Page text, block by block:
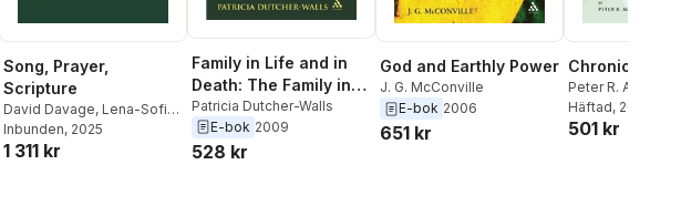
Song, Prayer,
Scripture
David Davage, Lena-Sofia
Tiemeyer
Inbunden, 2025
1 311 kr
Family in Life and in
Death: The Family in
Ancient Israel
Patricia Dutcher-Walls
E-bok 2009
528 kr
God and Earthly Power
J. G. McConville
E-bok 2006
651 kr
Chronicler in
Peter R. Ackroyd
Häftad, 2009
501 kr